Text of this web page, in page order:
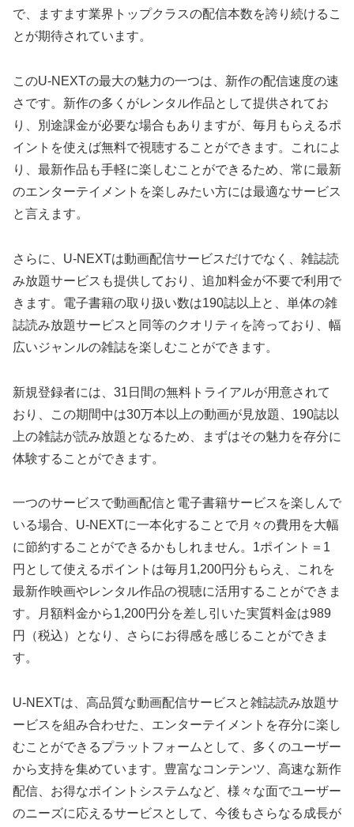
で、ますます業界トップクラスの配信本数を誇り続けるこ
とが期待されています。
このU-NEXTの最大の魅力の一つは、新作の配信速度の速
さです。新作の多くがレンタル作品として提供されてお
り、別途課金が必要な場合もありますが、毎月もらえるポ
イントを使えば無料で視聴することができます。これによ
り、最新作品も手軽に楽しむことができるため、常に最新
のエンターテイメントを楽しみたい方には最適なサービス
と言えます。
さらに、U-NEXTは動画配信サービスだけでなく、雑誌読
み放題サービスも提供しており、追加料金が不要で利用で
きます。電子書籍の取り扱い数は190誌以上と、単体の雑
誌読み放題サービスと同等のクオリティを誇っており、幅
広いジャンルの雑誌を楽しむことができます。
新規登録者には、31日間の無料トライアルが用意されて
おり、この期間中は30万本以上の動画が見放題、190誌以
上の雑誌が読み放題となるため、まずはその魅力を存分に
体験することができます。
一つのサービスで動画配信と電子書籍サービスを楽しんで
いる場合、U-NEXTに一本化することで月々の費用を大幅
に節約することができるかもしれません。1ポイント＝1
円として使えるポイントは毎月1,200円分もらえ、これを
最新作映画やレンタル作品の視聴に活用することができま
す。月額料金から1,200円分を差し引いた実質料金は989
円（税込）となり、さらにお得感を感じることができま
す。
U-NEXTは、高品質な動画配信サービスと雑誌読み放題サ
ービスを組み合わせた、エンターテイメントを存分に楽し
むことができるプラットフォームとして、多くのユーザー
から支持を集めています。豊富なコンテンツ、高速な新作
配信、お得なポイントシステムなど、様々な面でユーザー
のニーズに応えるサービスとして、今後もさらなる成長が